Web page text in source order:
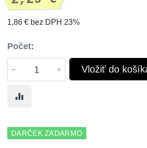
1,86 € bez DPH 23%
Počet:
Vložiť do
DARČEK ZADARMO